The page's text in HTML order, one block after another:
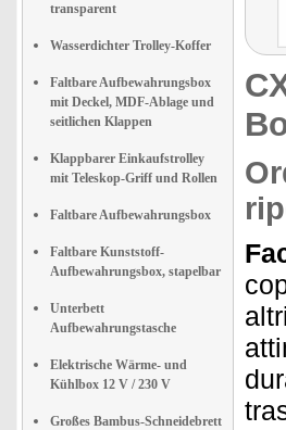
transparent
Wasserdichter Trolley-Koffer
Faltbare Aufbewahrungsbox
mit Deckel, MDF-Ablage und
seitlichen Klappen
Klappbarer Einkaufstrolley
mit Teleskop-Griff und Rollen
Faltbare Aufbewahrungsbox
Faltbare Kunststoff-
Aufbewahrungsbox, stapelbar
Unterbett
Aufbewahrungstasche
Elektrische Wärme- und
Kühlbox 12 V / 230 V
Großes Bambus-Schneidebrett